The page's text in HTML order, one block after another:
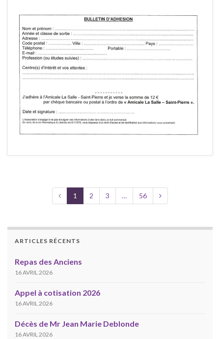
1 2 3 … 56
ARTICLES RÉCENTS
Repas des Anciens
16 AVRIL 2026
Appel à cotisation 2026
16 AVRIL 2026
Décès de Mr Jean Marie Deblonde
16 AVRIL 2026